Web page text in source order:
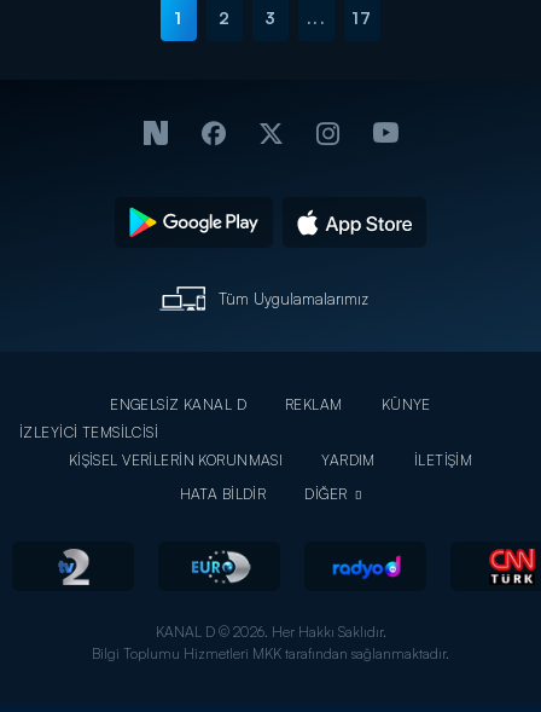
1 2 3 ... 17
Tüm Uygulamalarımız
ENGELSİZ KANAL D REKLAM
KÜNYE
İZLEYİCİ TEMSİLCİSİ
KİŞİSEL VERİLERİN KORUNMASI
YARDIM
İLETİŞİM
HATA BİLDİR
DİĞER
KANAL D © 2026. Her Hakkı Saklıdır.
Bilgi Toplumu Hizmetleri MKK tarafından sağlanmaktadır.